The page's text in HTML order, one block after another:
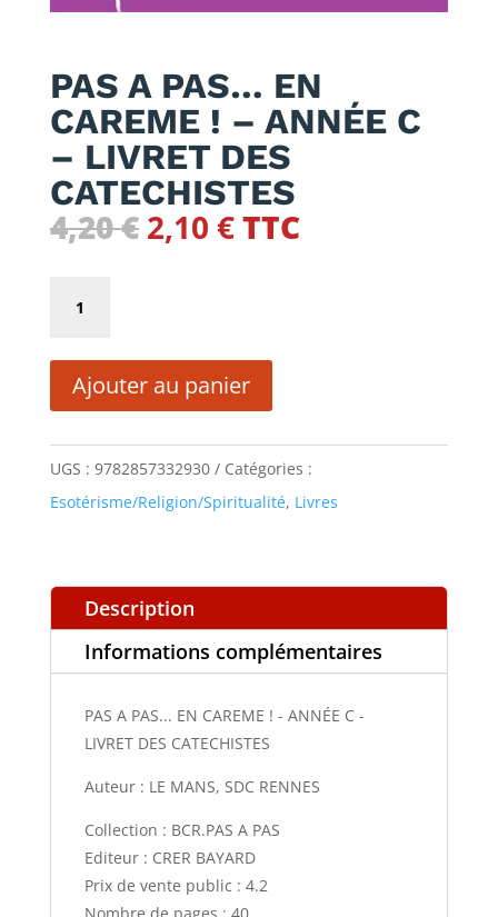
PAS A PAS… EN
CAREME ! – ANNÉE C
– LIVRET DES
CATECHISTES
4,20€ Le
4,20 €.
2,10 €Le
2,10 €.
TTC
PAS
EN
CAREME
ANNÉE
C
Ajouter au panier
UGS : 9782857332930
Catégories :
Esotérisme/Religion/Spiritualité, Livres
Description
Informations complémentaires
PAS A PAS... EN CAREME ! - ANNÉE C -
LIVRET DES CATECHISTES
Auteur : LE MANS, SDC RENNES
Collection : BCR.PAS A PAS
Editeur : CRER BAYARD
Prix de vente public : 4.2